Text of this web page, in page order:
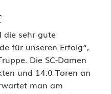
die sehr gute
für unseren Erfolg“,
Die SC-Damen
und 14:0 Toren an
man am